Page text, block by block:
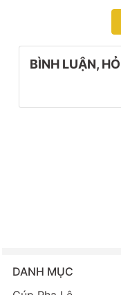
BÌNH LUẬN,
DANH MỤC